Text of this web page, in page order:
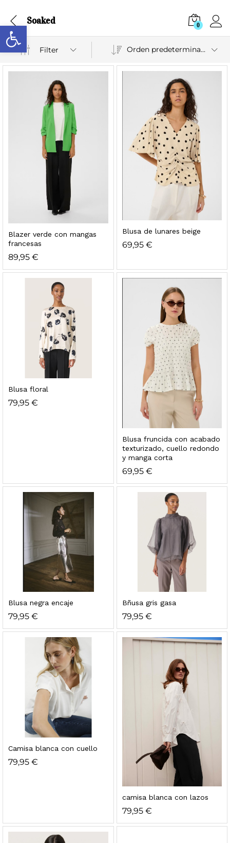
Abrir barra de herramientas Soaked 0
Filter Orden predeterminado
Blazer verde con mangas
francesas
89,95 €
Blusa de lunares beige
69,95 €
Blusa floral
79,95 €
Blusa fruncida con acabado
texturizado, cuello redondo
y manga corta
69,95 €
Blusa negra encaje
79,95 €
Bñusa gris gasa
79,95 €
Camisa blanca con cuello
79,95 €
camisa blanca con lazos
79,95 €